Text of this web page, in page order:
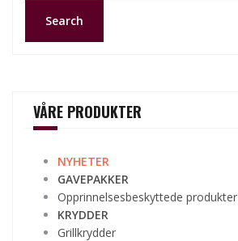
Search
VÅRE PRODUKTER
NYHETER
GAVEPAKKER
Opprinnelsesbeskyttede produkter
KRYDDER
Grillkrydder